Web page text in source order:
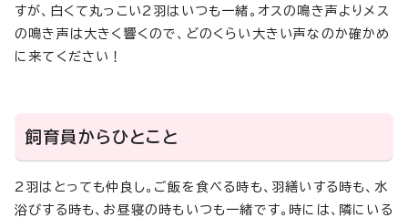
すが、白くて丸っこい2羽はいつも一緒。オスの鳴き声よりメス
の鳴き声は大きく響くので、どのくらい大きい声なのか確かめ
に来てください！
飼育員からひとこと
2羽はとっても仲良し。ご飯を食べる時も、羽繕いする時も、水
浴びする時も、お昼寝の時もいつも一緒です。時には、隣にいる